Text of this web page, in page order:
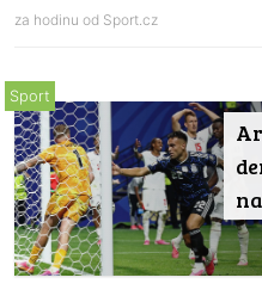
za hodinu od Sport.cz
Sport